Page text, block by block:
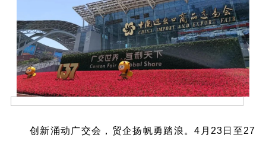
创新涌动广交会，贸企扬帆勇踏浪。4月23日至27